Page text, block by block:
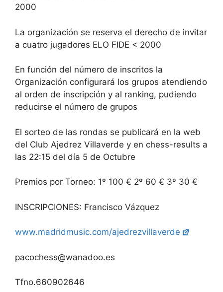
2000
La organización se reserva el derecho de invitar
a cuatro jugadores ELO FIDE < 2000
En función del número de inscritos la
Organización configurará los grupos atendiendo
al orden de inscripción y al ranking, pudiendo
reducirse el número de grupos
El sorteo de las rondas se publicará en la web
del Club Ajedrez Villaverde y en chess-results a
las 22:15 del día 5 de Octubre
Premios por Torneo: 1º 100 € 2º 60 € 3º 30 €
INSCRIPCIONES: Francisco Vázquez
www.madridmusic.com/ajedrezvillaverde
pacochess@wanadoo.es
Tfno.660902646